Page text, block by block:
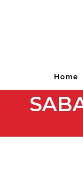
Home